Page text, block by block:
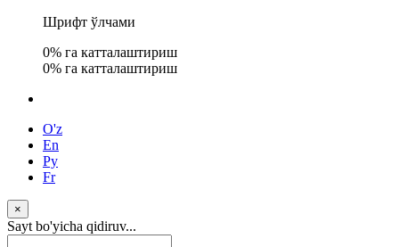
Шрифт ўлчами
0% га катталаштириш
0% га катталаштириш
O'z
En
Ру
Fr
×
Sayt bo'yicha qidiruv...